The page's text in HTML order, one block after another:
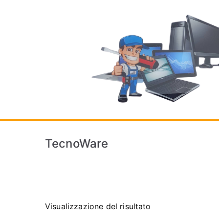
TecnoWare
Visualizzazione del risultato